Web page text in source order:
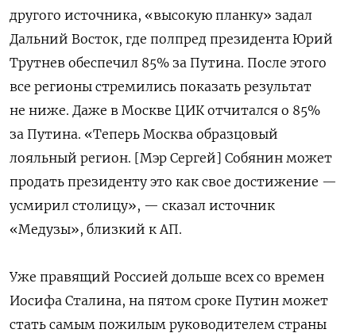
другого источника, «высокую планку» задал
Дальний Восток, где полпред президента Юрий
Трутнев обеспечил 85% за Путина. После этого
все регионы стремились показать результат
не ниже. Даже в Москве ЦИК отчитался о 85%
за Путина. «Теперь Москва образцовый
лояльный регион. [Мэр Сергей] Собянин может
продать президенту это как свое достижение —
усмирил столицу», — сказал источник
«Медузы», близкий к АП.
Уже правящий Россией дольше всех со времен
Иосифа Сталина, на пятом сроке Путин может
стать самым пожилым руководителем страны